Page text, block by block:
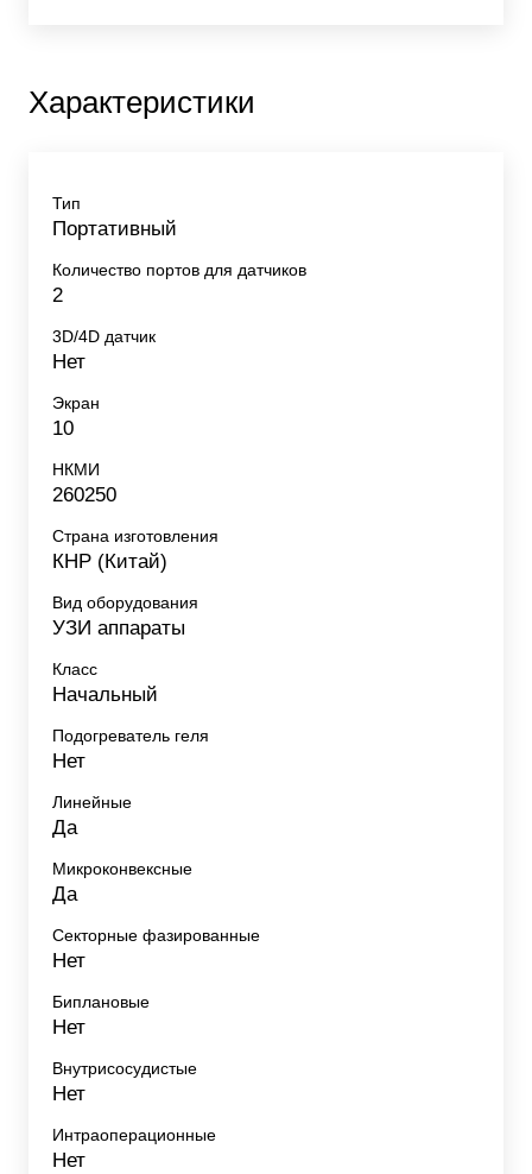
Характеристики
Тип
Портативный
Количество портов для датчиков
2
3D/4D датчик
Нет
Экран
10
НКМИ
260250
Страна изготовления
КНР (Китай)
Вид оборудования
УЗИ аппараты
Класс
Начальный
Подогреватель геля
Нет
Линейные
Да
Микроконвексные
Да
Секторные фазированные
Нет
Биплановые
Нет
Внутрисосудистые
Нет
Интраоперационные
Нет